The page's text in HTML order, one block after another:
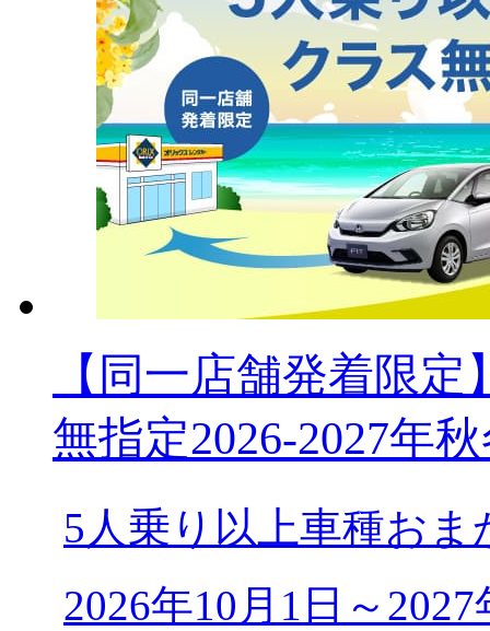
【同一店舗発着限
無指定2026-2027年
5人乗り以上車種お
2026年10月1日～